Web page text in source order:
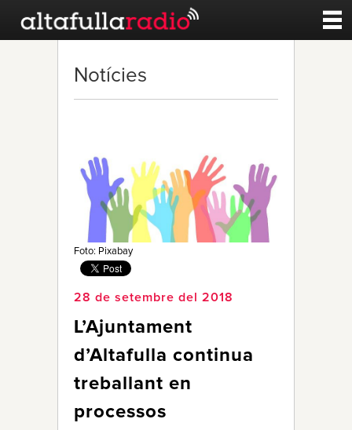
Noticies
Qui Som
Notícies
Foto: Pixabay
28 de setembre del 2018
L’Ajuntament
d’Altafulla continua
treballant en
processos